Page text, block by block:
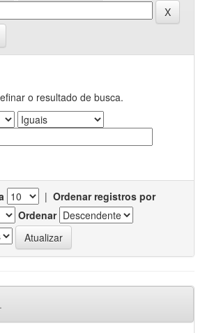
o resultado de busca.
| Ordenar registros por
Ordenar